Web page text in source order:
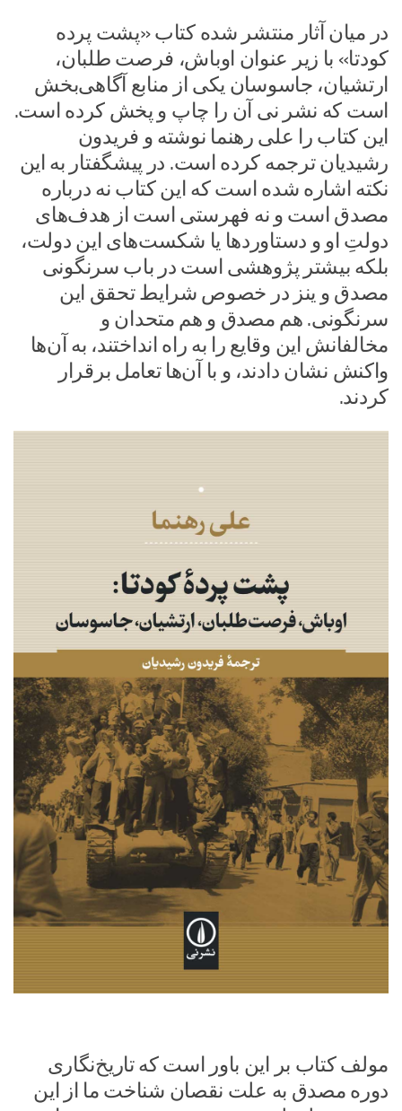
در میان آثار منتشر شده کتاب «پشت پرده
کودتا» با زیر عنوان اوباش، فرصت طلبان،
ارتشیان، جاسوسان یکی از منابع آگاهی‌بخش
است که نشر نی آن را چاپ و پخش کرده است.
این کتاب را علی رهنما نوشته و فریدون
رشیدیان ترجمه کرده است. در پیشگفتار به این
نکته اشاره شده است که این کتاب نه درباره
مصدق است و نه فهرستی است از هدف‌های
دولتِ او و دستاوردها یا شکست‌های این دولت،
بلکه بیشتر پژوهشی است در باب سرنگونی
مصدق و ینز در خصوص شرایط تحقق این
سرنگونی. هم مصدق و هم متحدان و
مخالفانش این وقایع را به راه انداختند، به آن‌ها
واکنش نشان دادند، و با آن‌ها تعامل برقرار
کردند.
مولف کتاب بر این باور است که تاریخ‌نگاری
دوره مصدق به علت نقصان شناخت ما از این